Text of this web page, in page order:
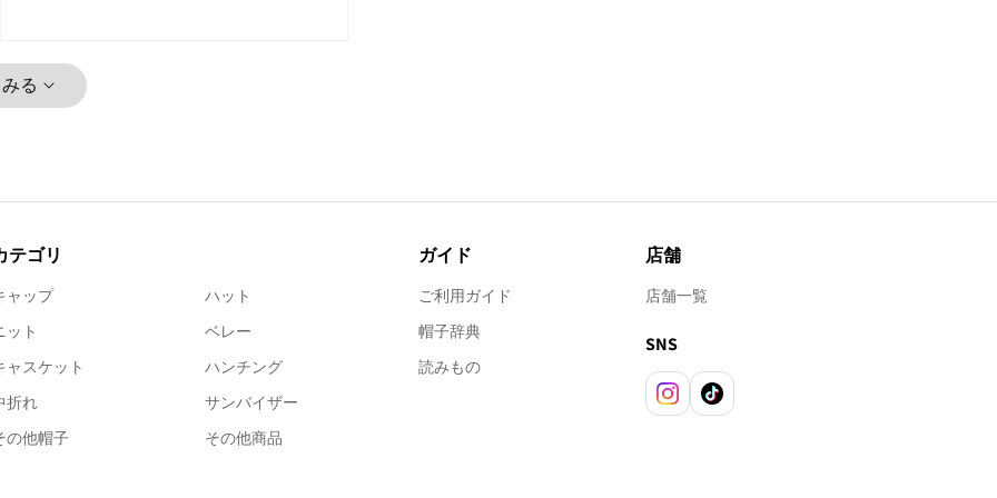
る
テゴリ
ャップ
ハット
ット
ベレー
ャスケット
ハンチング
折れ
サンバイザー
の他帽子
その他商品
ガイド
ご利用ガイド
帽子辞典
読みもの
店舗
店舗一覧
SNS
Instagram
TikTok